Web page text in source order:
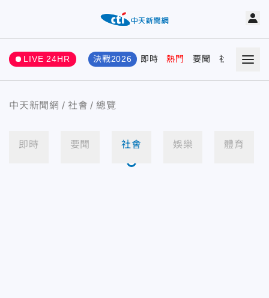
LIVE 24HR 決戰2026 即時 熱門 要聞 社會 娛樂
中天新聞網 社會 總覽
即時 要聞 社會 娛樂 體育